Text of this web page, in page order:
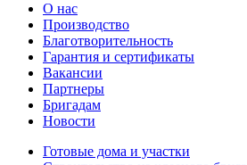
О нас
Производство
Благотворительность
Гарантия и сертификаты
Вакансии
Партнеры
Бригадам
Новости
Готовые дома и участки